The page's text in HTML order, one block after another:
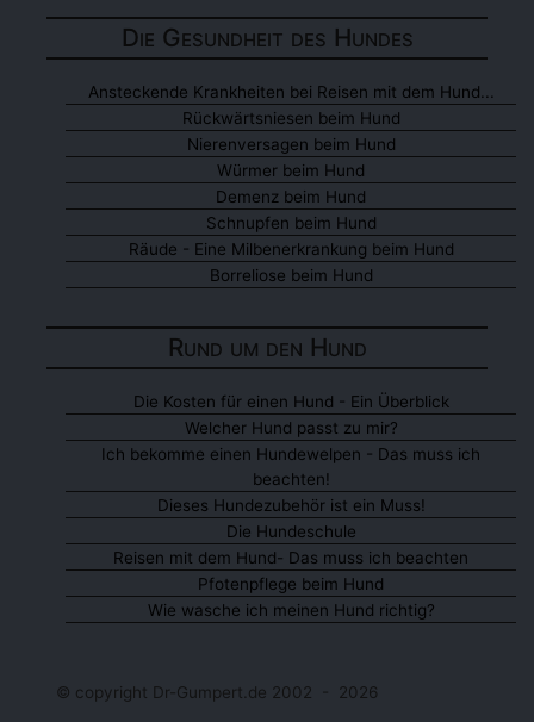
Die Gesundheit des Hundes
Ansteckende Krankheiten bei Reisen mit dem Hund...
Rückwärtsniesen beim Hund
Nierenversagen beim Hund
Würmer beim Hund
Demenz beim Hund
Schnupfen beim Hund
Räude - Eine Milbenerkrankung beim Hund
Borreliose beim Hund
Rund um den Hund
Die Kosten für einen Hund - Ein Überblick
Welcher Hund passt zu mir?
Ich bekomme einen Hundewelpen - Das muss ich
beachten!
Dieses Hundezubehör ist ein Muss!
Die Hundeschule
Reisen mit dem Hund- Das muss ich beachten
Pfotenpflege beim Hund
Wie wasche ich meinen Hund richtig?
© copyright Dr-Gumpert.de 2002 - 2026